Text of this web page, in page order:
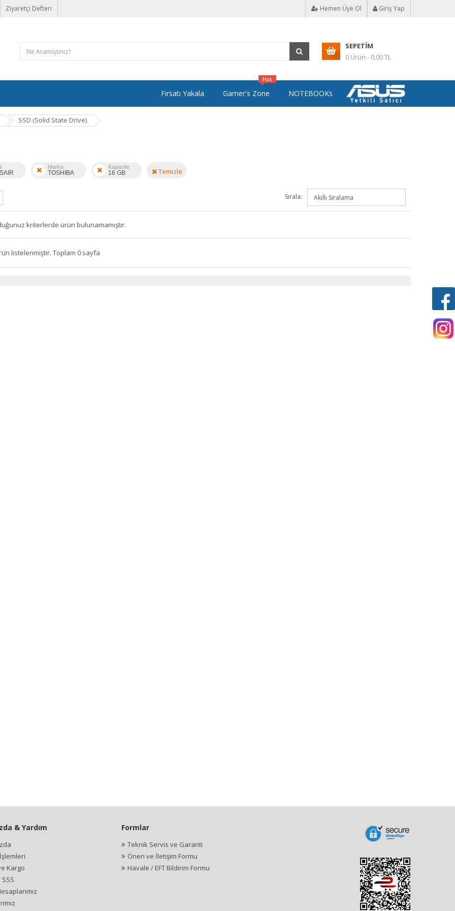
Ziyaretçi Defteri Hemen Üye Ol Giriş Yap
SEPETIM
0 Ürün - 0,00 TL
Fırsatı Yakala Gamer's Zone NOTEBOOKs
SSD (Solid State Drive)
Marka
TOSHIBA
Kapasite
16 GB Temizle
Sırala:
kriterlerde ürün bulunamamıştır.
listelenmiştir. Toplam 0 sayfa
& Yardım
Kargo
Formlar
Teknik Servis ve Garanti
Öneri ve İletişim Formu
Havale / EFT Bildirim Formu